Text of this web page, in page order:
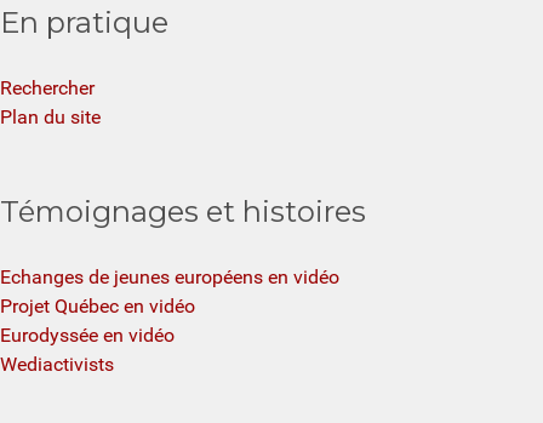
En pratique
Rechercher
Plan du site
Témoignages et histoires
Echanges de jeunes européens en vidéo
Projet Québec en vidéo
Eurodyssée en vidéo
Wediactivists